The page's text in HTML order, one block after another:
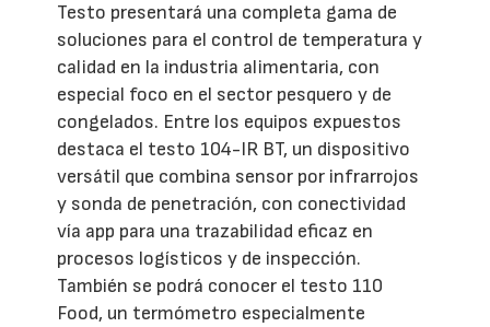
Testo presentará una completa gama de
soluciones para el control de temperatura y
calidad en la industria alimentaria, con
especial foco en el sector pesquero y de
congelados. Entre los equipos expuestos
destaca el testo 104-IR BT, un dispositivo
versátil que combina sensor por infrarrojos
y sonda de penetración, con conectividad
vía app para una trazabilidad eficaz en
procesos logísticos y de inspección.
También se podrá conocer el testo 110
Food, un termómetro especialmente